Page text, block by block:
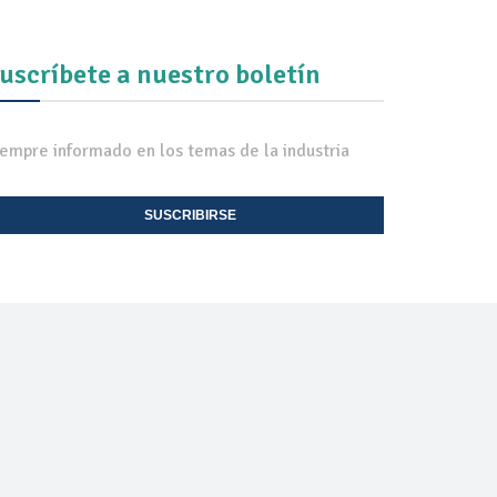
a nuestro boletín
informado en los temas de la industria
SUSCRIBIRSE